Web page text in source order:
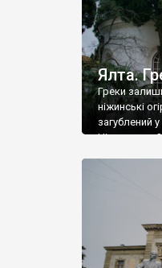
Ялта.
Греки
ніжинські
загублений
Ніжин греки?